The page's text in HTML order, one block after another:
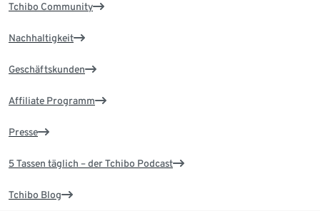
Tchibo Community
Nachhaltigkeit
Geschäftskunden
Affiliate Programm
Presse
5 Tassen täglich – der Tchibo Podcast
Tchibo Blog